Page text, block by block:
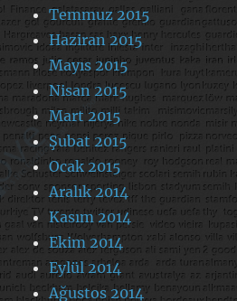
Temmuz 2015
Haziran 2015
Mayıs 2015
Nisan 2015
Mart 2015
Şubat 2015
Ocak 2015
Aralık 2014
Kasım 2014
Ekim 2014
Eylül 2014
Ağustos 2014